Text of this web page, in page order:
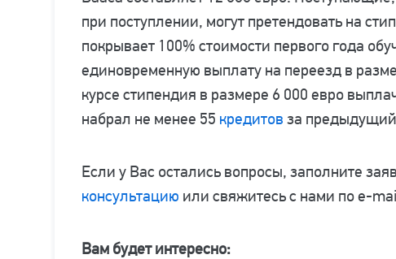
при поступлении, могут претендовать на
покрывает 100% стоимости первого года
единовременную выплату на переезд в
курсе стипендия в размере 6 000 евро
набрал не менее 55 кредитов за
Если у Вас остались вопросы, заполните
консультацию или свяжитесь с нами по e-
Вам будет интересно: